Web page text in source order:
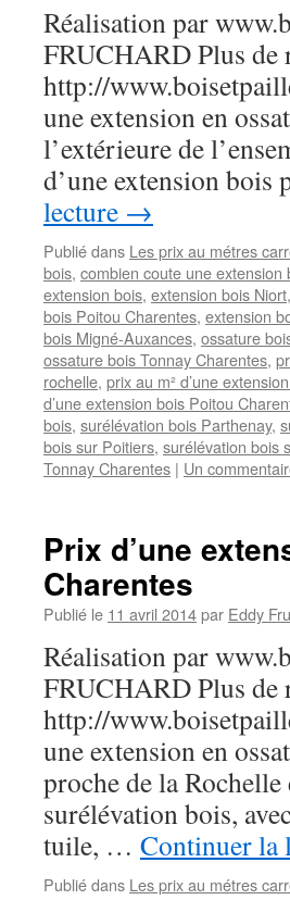
Réalisation par
FRUCHARD Plus de
http://
une extension en
l’extérieure de
d’une extension
lecture →
Publié dans Les prix au métres
bois, combien coute une extension
extension bois, extension bois Niort,
bois Poitou Charentes, extension
bois Migné-Auxances, ossature
ossature bois Tonnay Charentes,
rochelle, prix au m² d’une
d’une extension bois Poitou
bois, surélévation bois Parthenay,
bois sur Poitiers, surélévation bois
Tonnay Charentes | Un
Prix d’une
Charentes
Publié le 11 avril 2014par Eddy
Réalisation par
FRUCHARD Plus de
http://
une extension en
proche de la
surélévation bois,
tuile, … Continuer la
Publié dans Les prix au métres